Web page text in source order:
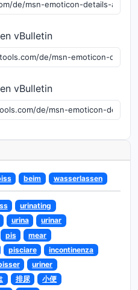
vBulletin
vBulletin
beim wasserlassen
urinating
urina
urinar
pis
mear
pisciare
incontinenza
uriner
排尿
小便